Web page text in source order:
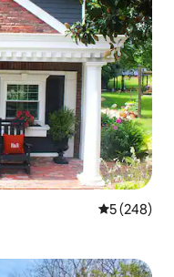
5 av 5 i
5 (248)